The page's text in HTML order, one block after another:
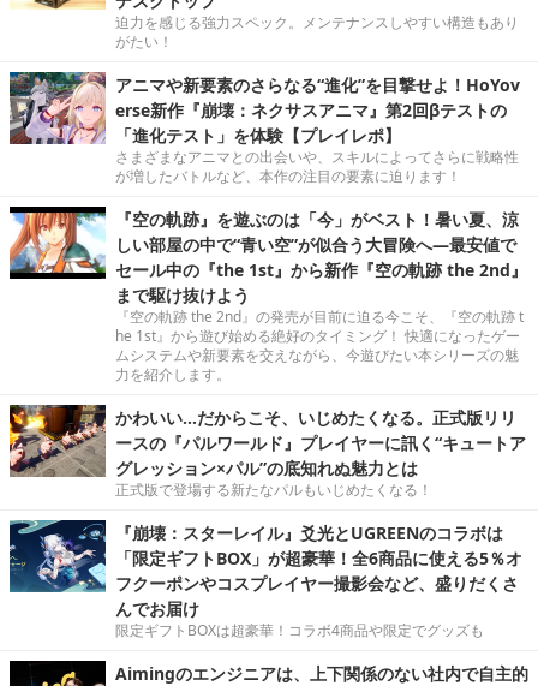
迫力を感じる強力スペック。メンテナンスしやすい構造もあり
がたい！
アニマや新要素のさらなる“進化”を目撃せよ！HoYov
erse新作『崩壊：ネクサスアニマ』第2回βテストの
「進化テスト」を体験【プレイレポ】
さまざまなアニマとの出会いや、スキルによってさらに戦略性
が増したバトルなど、本作の注目の要素に迫ります！
『空の軌跡』を遊ぶのは「今」がベスト！暑い夏、涼
しい部屋の中で“青い空”が似合う大冒険へ―最安値で
セール中の『the 1st』から新作『空の軌跡 the 2nd』
まで駆け抜けよう
『空の軌跡 the 2nd』の発売が目前に迫る今こそ、『空の軌跡 t
he 1st』から遊び始める絶好のタイミング！ 快適になったゲー
ムシステムや新要素を交えながら、今遊びたい本シリーズの魅
力を紹介します。
かわいい…だからこそ、いじめたくなる。正式版リリ
ースの『パルワールド』プレイヤーに訊く“キュートア
グレッション×パル”の底知れぬ魅力とは
正式版で登場する新たなパルもいじめたくなる！
『崩壊：スターレイル』爻光とUGREENのコラボは
「限定ギフトBOX」が超豪華！全6商品に使える5％オ
フクーポンやコスプレイヤー撮影会など、盛りだくさ
んでお届け
限定ギフトBOXは超豪華！コラボ4商品や限定でグッズも
Aimingのエンジニアは、上下関係のない社内で自主的